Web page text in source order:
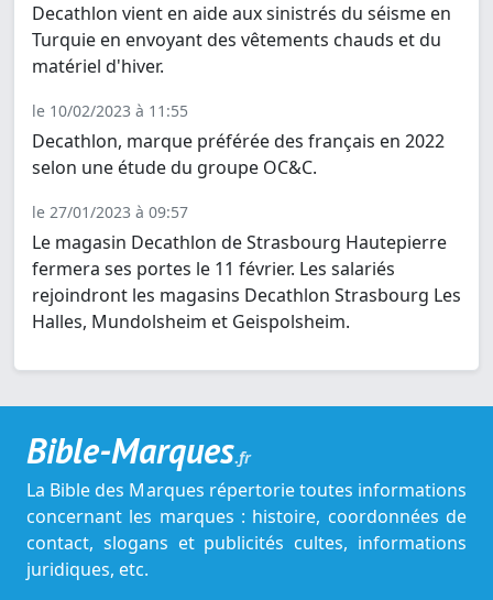
Decathlon vient en aide aux sinistrés du séisme en
Turquie en envoyant des vêtements chauds et du
matériel d'hiver.
le 10/02/2023 à 11:55
Decathlon, marque préférée des français en 2022
selon une étude du groupe OC&C.
le 27/01/2023 à 09:57
Le magasin Decathlon de Strasbourg Hautepierre
fermera ses portes le 11 février. Les salariés
rejoindront les magasins Decathlon Strasbourg Les
Halles, Mundolsheim et Geispolsheim.
Bible-Marques.fr
La Bible des Marques répertorie toutes informations
concernant les marques : histoire, coordonnées de
contact, slogans et publicités cultes, informations
juridiques, etc.